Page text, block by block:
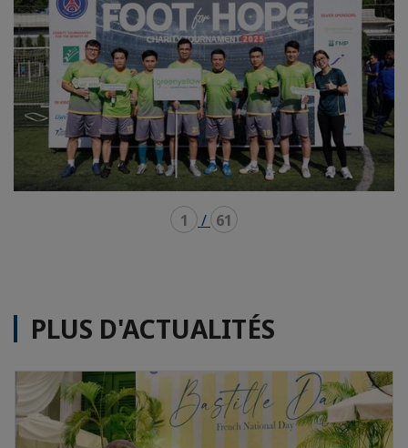
1 / 61
PLUS D'ACTUALITÉS